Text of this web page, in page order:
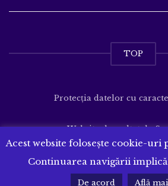
TOP
Protecția datelor cu
Website dezvoltat de
Acest website folosește cookie-
Continuarea navigării
De acord Află